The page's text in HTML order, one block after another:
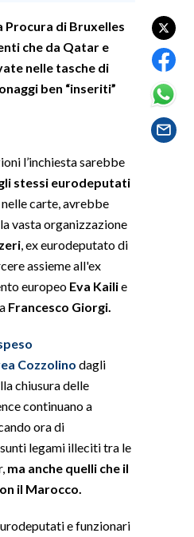
Procura di Bruxelles
che da Qatar e
nelle tasche di
ben “inseriti”
l’inchiesta sarebbe
stessi eurodeputati
carte, avrebbe
vasta organizzazione
, ex eurodeputato di
assieme all'ex
europeo Eva Kailie
Francesco Giorgi.
Cozzolino dagli
chiusura delle
continuano a
ora di
legami illeciti tra le
ma anche quelli che il
il Marocco.
e funzionari